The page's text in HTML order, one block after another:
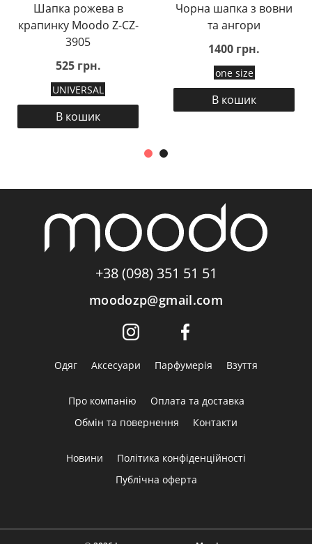
Шапка рожева в
крапинку Moodo Z-CZ-
3905
525 грн.
UNIVERSAL
В кошик
Чорна шапка з вовни
та ангори
1400 грн.
one size
В кошик
+38 (098) 351 51 51
moodozp@gmail.com
Одяг Аксесуари Парфумерія Взуття
Про компанію
Оплата та доставка
Обмін та повернення
Контакти
Новини
Політика конфіденційності
Публічна оферта